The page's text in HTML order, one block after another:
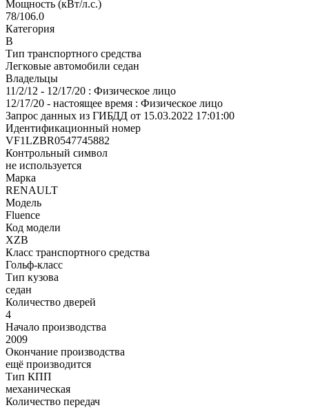
Мощность (кВт/л.с.)
78/106.0
Категория
В
Тип транспортного средства
Легковые автомобили седан
Владельцы
11/2/12 - 12/17/20 : Физическое лицо
12/17/20 - настоящее время : Физическое лицо
Запрос данных из ГИБДД от 15.03.2022 17:01:00
Идентификационный номер
VF1LZBR0547745882
Контрольный символ
не используется
Марка
RENAULT
Модель
Fluence
Код модели
XZB
Класс транспортного средства
Гольф-класс
Тип кузова
седан
Количество дверей
4
Начало производства
2009
Окончание производства
ещё производится
Тип КПП
механическая
Количество передач